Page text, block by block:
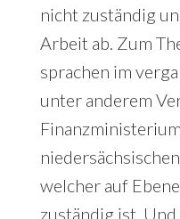
nicht zuständig
Arbeit ab. Zum
sprachen im
unter anderem
welcher auf
zuständig ist. Und